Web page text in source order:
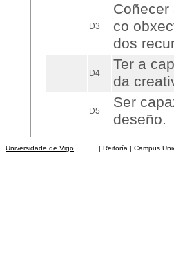
D3
co
dos
D4
Ter a
da
D5
Ser
deseño.
Universidade de Vigo | Reitoría | Campus